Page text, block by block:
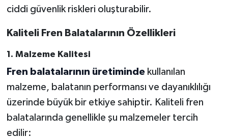
ciddi güvenlik riskleri oluşturabilir.
Kaliteli Fren Balatalarının Özellikleri
1. Malzeme Kalitesi
Fren balatalarının üretimindekullanılan
malzeme, balatanın performansı ve dayanıklılığı
üzerinde büyük bir etkiye sahiptir. Kaliteli fren
balatalarında genellikle şu malzemeler tercih
edilir: